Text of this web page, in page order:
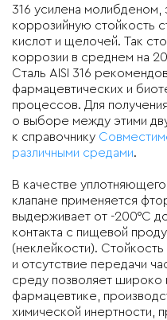
316 усилена
коррозийную стойкость
кислот и щелочей. Так
коррозии в среднем на
Сталь AISI 316
фармацевтических и
процессов. Для
о выборе между этими
к справочнику
различными средами.
В качестве
клапане применяется
выдерживает от -200°C
контакта с пищевой
(неклейкости).
и отсутствие передачи
среду позволяет широко
фармацевтике,
химической инертности,